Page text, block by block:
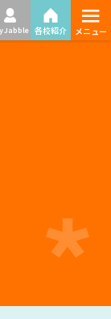
Jabble 各校紹介 ≡
メニュー